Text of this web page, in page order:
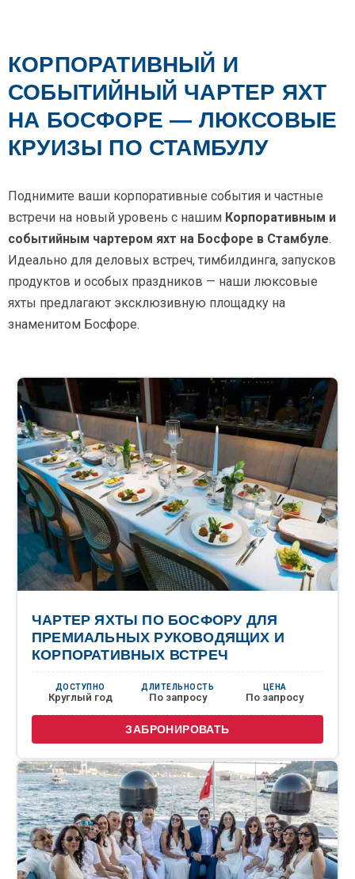
КОРПОРАТИВНЫЙ И
СОБЫТИЙНЫЙ ЧАРТЕР ЯХТ
НА БОСФОРЕ — ЛЮКСОВЫЕ
КРУИЗЫ ПО СТАМБУЛУ
Поднимите ваши корпоративные события и частные
встречи на новый уровень с нашим Корпоративным и
событийным чартером яхт на Босфоре в Стамбуле.
Идеально для деловых встреч, тимбилдинга, запусков
продуктов и особых праздников — наши люксовые
яхты предлагают эксклюзивную площадку на
знаменитом Босфоре.
ЧАРТЕР ЯХТЫ ПО БОСФОРУ ДЛЯ
ПРЕМИАЛЬНЫХ РУКОВОДЯЩИХ И
КОРПОРАТИВНЫХ ВСТРЕЧ
ДОСТУПНО
Круглый год
ДЛИТЕЛЬНОСТЬ
По запросу
ЦЕНА
По запросу
ЗАБРОНИРОВАТЬ